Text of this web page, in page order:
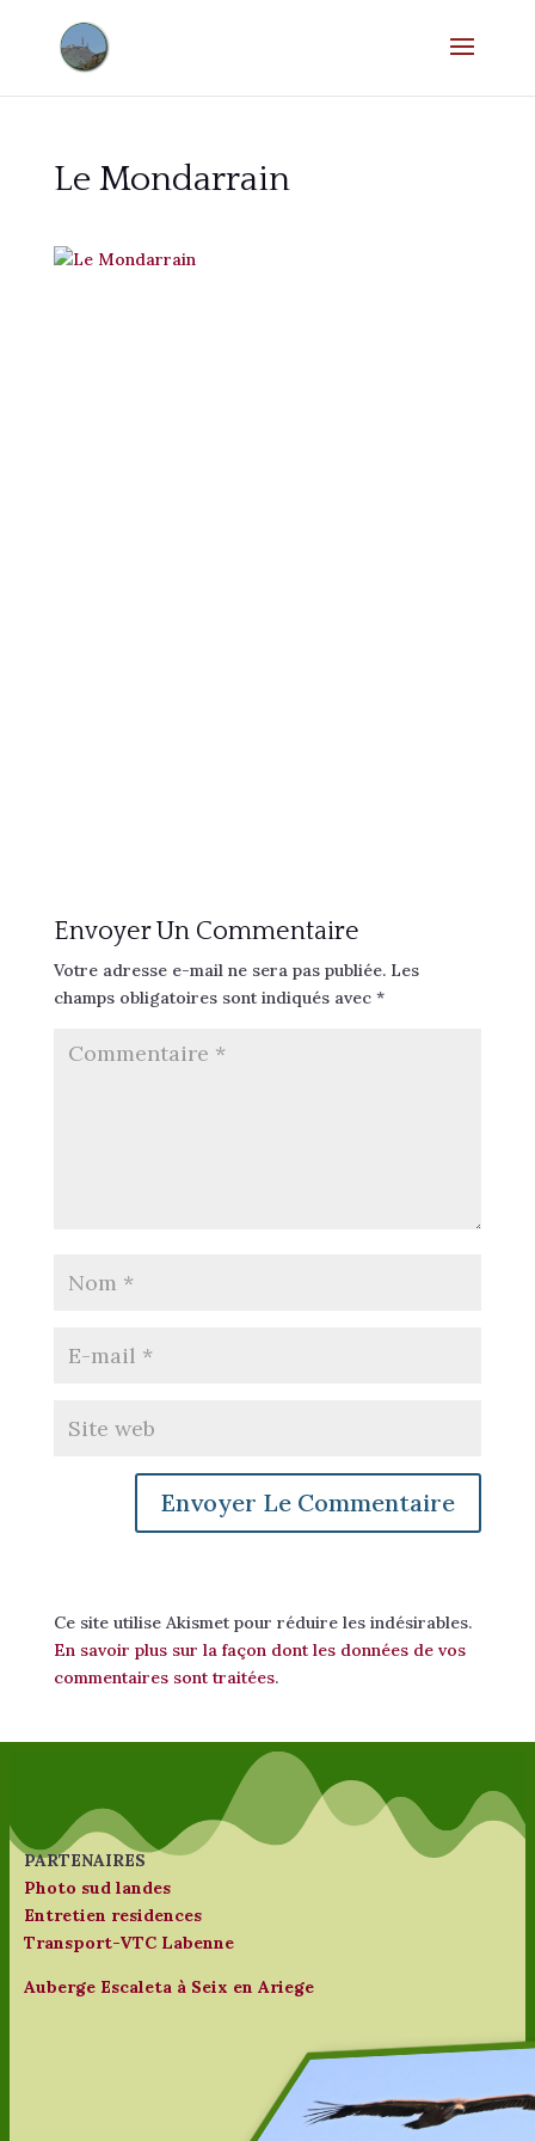
Le Mondarrain
Envoyer Un Commentaire
Votre adresse e-mail ne sera pas publiée. Les
champs obligatoires sont indiqués avec *
Ce site utilise Akismet pour réduire les indésirables.
En savoir plus sur la façon dont les données de vos
commentaires sont traitées.
PARTENAIRES
Photo sud landes
Entretien residences
Transport-VTC Labenne
Auberge Escaleta à Seix en Ariege